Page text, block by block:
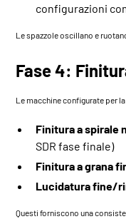
configurazioni
Le spazzole oscillano e
Fase 4:
Le macchine configurate per
Finitura a spirale
SDR fase finale)
Finitura a grana
Lucidatura fine/
Questi forniscono una